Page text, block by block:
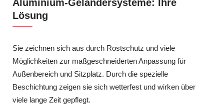
Aluminium-Geländersysteme: Ihre
Lösung
Sie zeichnen sich aus durch Rostschutz und viele
Möglichkeiten zur maßgeschneiderten Anpassung für
Außenbereich und Sitzplatz. Durch die spezielle
Beschichtung zeigen sie sich wetterfest und wirken über
viele lange Zeit gepflegt.